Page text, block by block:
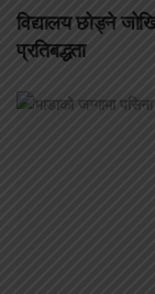
विद्यालय छोड्ने
प्रतिबद्धता